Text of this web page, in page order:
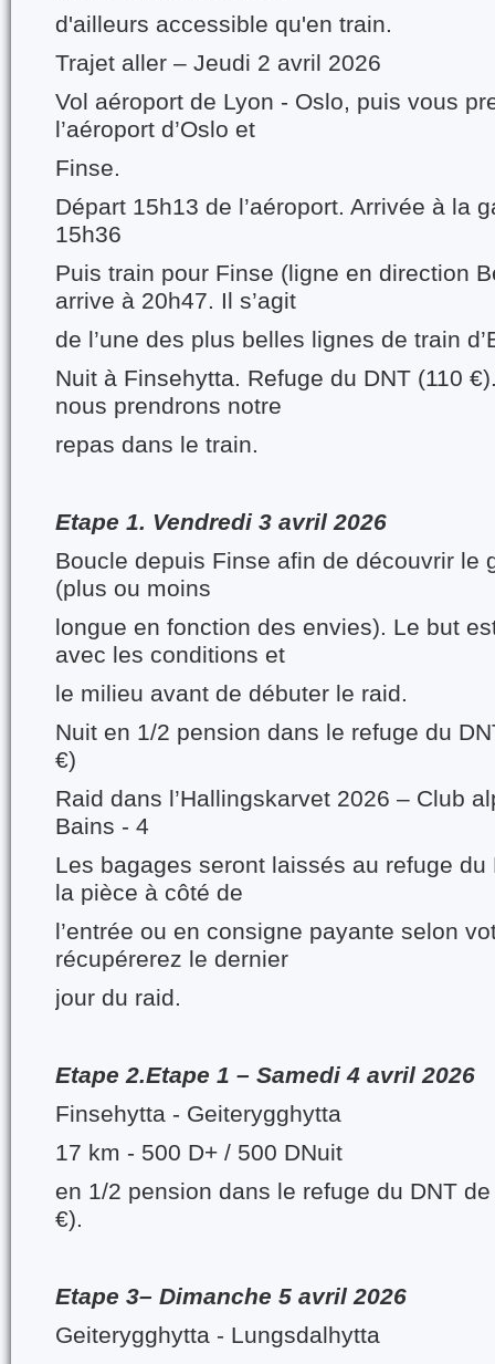
d'ailleurs accessible qu'en train.
Trajet aller – Jeudi 2 avril 2026
Vol aéroport de Lyon - Oslo, puis vous
l’aéroport d’Oslo et
Finse.
Départ 15h13 de l’aéroport. Arrivée à la
15h36
Puis train pour Finse (ligne en direction
arrive à 20h47. Il s’agit
de l’une des plus belles lignes de train
Nuit à Finsehytta. Refuge du DNT (110
nous prendrons notre
repas dans le train.
Etape 1. Vendredi 3 avril 2026
Boucle depuis Finse afin de découvrir le
(plus ou moins
longue en fonction des envies). Le but
avec les conditions et
le milieu avant de débuter le raid.
Nuit en 1/2 pension dans le refuge du
€)
Raid dans l’Hallingskarvet 2026 – Club
Bains - 4
Les bagages seront laissés au refuge du
la pièce à côté de
l’entrée ou en consigne payante selon
récupérerez le dernier
jour du raid.
Etape 2.Etape 1 – Samedi 4 avril 2026
Finsehytta - Geiterygghytta
17 km - 500 D+ / 500 DNuit
en 1/2 pension dans le refuge du DNT
€).
Etape 3– Dimanche 5 avril 2026
Geiterygghytta - Lungsdalhytta